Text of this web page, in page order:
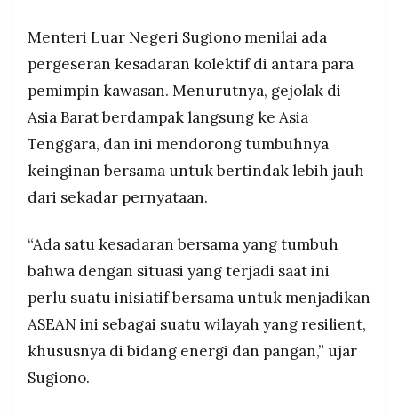
Menteri Luar Negeri Sugiono menilai ada
pergeseran kesadaran kolektif di antara para
pemimpin kawasan. Menurutnya, gejolak di
Asia Barat berdampak langsung ke Asia
Tenggara, dan ini mendorong tumbuhnya
keinginan bersama untuk bertindak lebih jauh
dari sekadar pernyataan.
“Ada satu kesadaran bersama yang tumbuh
bahwa dengan situasi yang terjadi saat ini
perlu suatu inisiatif bersama untuk menjadikan
ASEAN ini sebagai suatu wilayah yang resilient,
khususnya di bidang energi dan pangan,” ujar
Sugiono.